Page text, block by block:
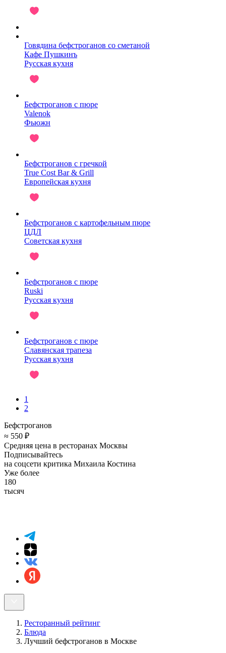
Говядина бефстроганов со сметаной
Кафе Пушкинъ
Русская кухня
Бефстроганов с пюре
Valenok
Фьюжн
Бефстроганов с гречкой
True Cost Bar & Grill
Европейская кухня
Бефстроганов с картофельным пюре
ЦДЛ
Советская кухня
Бефстроганов с пюре
Ruski
Русская кухня
Бефстроганов с пюре
Славянская трапеза
Русская кухня
1
2
Бефстроганов
≈ 550 ₽
Средняя цена в ресторанах Москвы
Подписывайтесь
на соцсети критика Михаила Костина
Уже более
180
тысяч
Ресторанный рейтинг
Блюда
Лучший бефстроганов в Москве